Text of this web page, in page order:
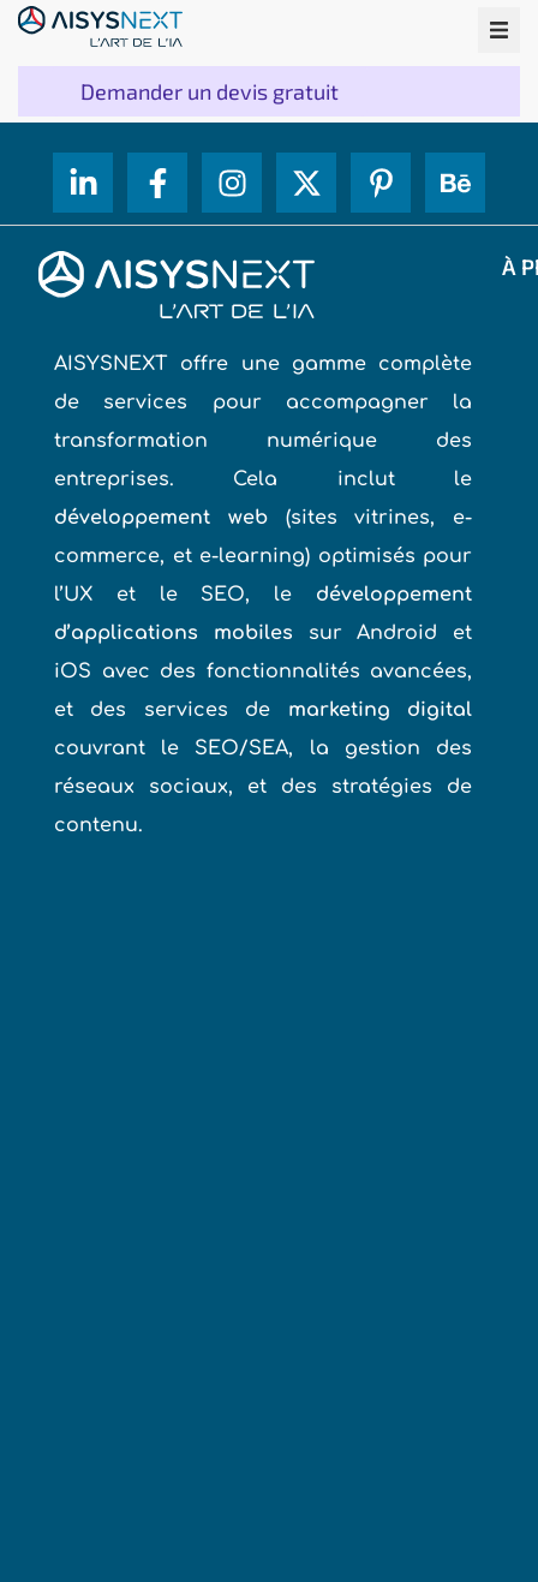
Demander un devis gratuit
AISYSNEXT offre une gamme complète
de services pour accompagner la
transformation numérique des
entreprises. Cela inclut le
développement web(sites vitrines, e-
commerce, et e-learning) optimisés pour
l’UX et le SEO, le développement
d’applications mobiles sur Android et
iOS avec des fonctionnalités avancées,
et des services de marketing digital
couvrant le SEO/SEA, la gestion des
réseaux sociaux, et des stratégies de
contenu.
À